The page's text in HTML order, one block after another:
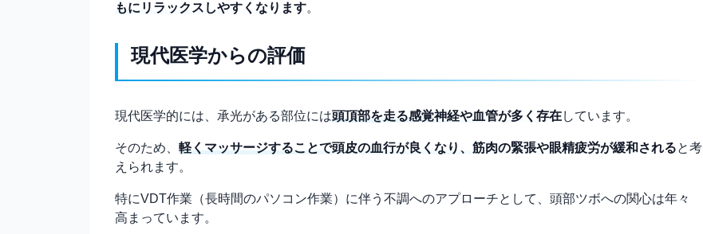
もにリラックスしやすくなります。
現代医学からの評価
現代医学的には、承光がある部位には頭頂部を走る感覚神経や血管が多く存在しています。
そのため、 軽くマッサージすることで頭皮の血行が良くなり、筋肉の緊張や眼精疲労が緩和されると考
えられます。
特にVDT作業（長時間のパソコン作業）に伴う不調へのアプローチとして、頭部ツボへの関心は年々
高まっています。